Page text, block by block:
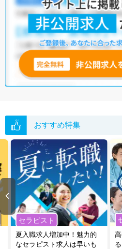
おすすめ特集
セラピスト
夏入職求人増加中！魅力的
なセラピスト求人は早いも